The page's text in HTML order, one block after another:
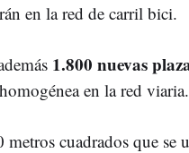
en la red de carril bici.
1.800 nuevas
en la red viaria.
cuadrados que se